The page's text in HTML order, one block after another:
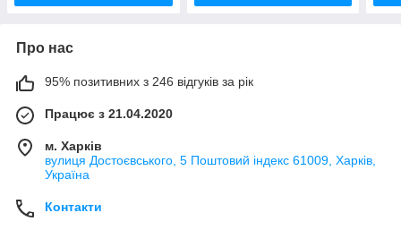
Про нас
95% позитивних з 246 відгуків за рік
Працює з 21.04.2020
м. Харків
вулиця Достоєвського, 5 Поштовий індекс 61009, Харків,
Україна
Контакти